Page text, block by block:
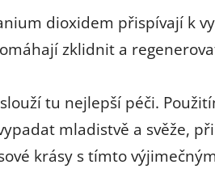
dioxidem přispívají k
zklidnit a
tu nejlepší péči.
mladistvě a svěže,
krásy s tímto